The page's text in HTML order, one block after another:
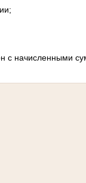
с начисленными